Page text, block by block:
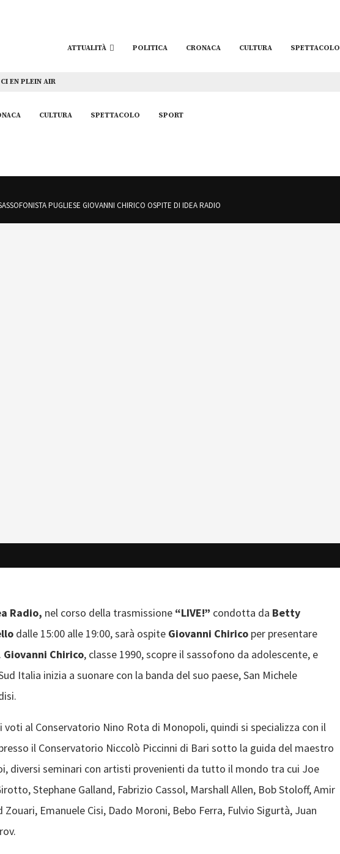
ATTUALITÀ POLITICA CRONACA CULTURA SPETTACOLO
EN PLEIN AIR
CULTURA SPETTACOLO SPORT
PUGLIESE GIOVANNI CHIRICO OSPITE DI IDEA RADIO
Radio, nel corso della trasmissione “LIVE!” condotta da Betty
dalle 15:00 alle 19:00, sarà ospite Giovanni Chirico per presentare
Giovanni Chirico, classe 1990, scopre il sassofono da adolescente, e
Italia inizia a suonare con la banda del suo paese, San Michele
al Conservatorio Nino Rota di Monopoli, quindi si specializza con il
il Conservatorio Niccolò Piccinni di Bari sotto la guida del maestro
diversi seminari con artisti provenienti da tutto il mondo tra cui Joe
Stephane Galland, Fabrizio Cassol, Marshall Allen, Bob Stoloff, Amir
Zouari, Emanuele Cisi, Dado Moroni, Bebo Ferra, Fulvio Sigurtà, Juan